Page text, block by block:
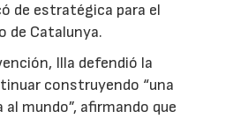
de estratégica para el
de Catalunya.
Illa defendió la
construyendo “una
mundo”, afirmando que